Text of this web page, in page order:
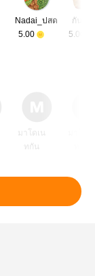
Nadai_ปสด
5.00
กันตะ
5.00
มาโดเน
ทกัน